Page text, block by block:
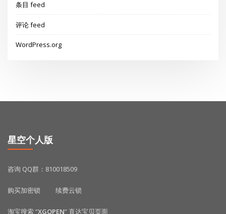
条目 feed
评论 feed
WordPress.org
星空个人版
咨询 QQ群：810018509
购买加密锁 续费云锁
淘宝搜索 “XGOPEN” 直达宝贝页面